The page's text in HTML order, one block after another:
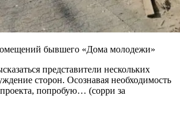
бывшего «Дома молодежи»
представители нескольких
сторон. Осознавая необходимость
проекта, попробую… (сорри за